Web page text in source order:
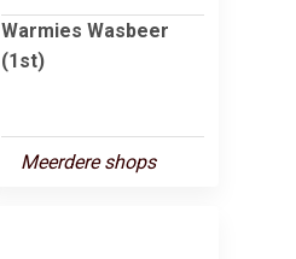
Warmies Wasbeer
(1st)
Meerdere shops